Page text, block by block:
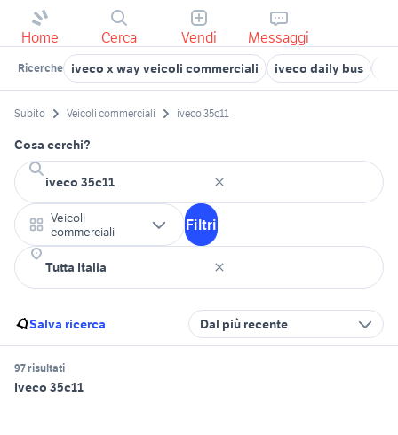
Home Cerca Vendi Messaggi
Ricerche iveco x way veicoli commerciali iveco daily bus
Subito Veicoli commerciali iveco 35c11
Cosa cerchi?
Veicoli
commerciali
Filtri
Salva ricerca Dal più recente
97 risultati
Iveco 35c11